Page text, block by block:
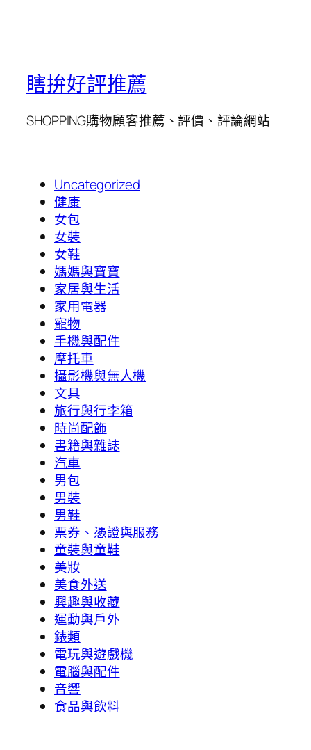
瞎拚好評推薦
SHOPPING購物顧客推薦、評價、評論網站
Uncategorized
健康
女包
女裝
女鞋
媽媽與寶寶
家居與生活
家用電器
寵物
手機與配件
摩托車
攝影機與無人機
文具
旅行與行李箱
時尚配飾
書籍與雜誌
汽車
男包
男裝
男鞋
票券、憑證與服務
童裝與童鞋
美妝
美食外送
興趣與收藏
運動與戶外
錶類
電玩與遊戲機
電腦與配件
音響
食品與飲料